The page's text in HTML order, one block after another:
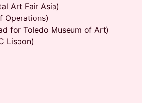
Art Fair Asia)
Operations)
for Toledo Museum of Art)
Lisbon)